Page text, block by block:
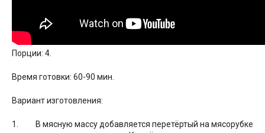
Порции: 4.
Время готовки: 60-90 мин.
Вариант изготовления:
В мясную массу добавляется перетёртый на мясорубке